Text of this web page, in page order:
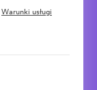
Warunki usługi